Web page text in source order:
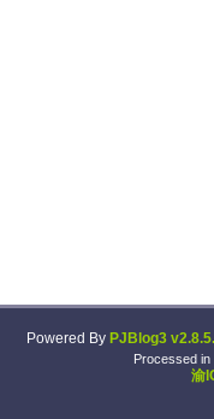
Powered By PJBlog3
Processed in
渝